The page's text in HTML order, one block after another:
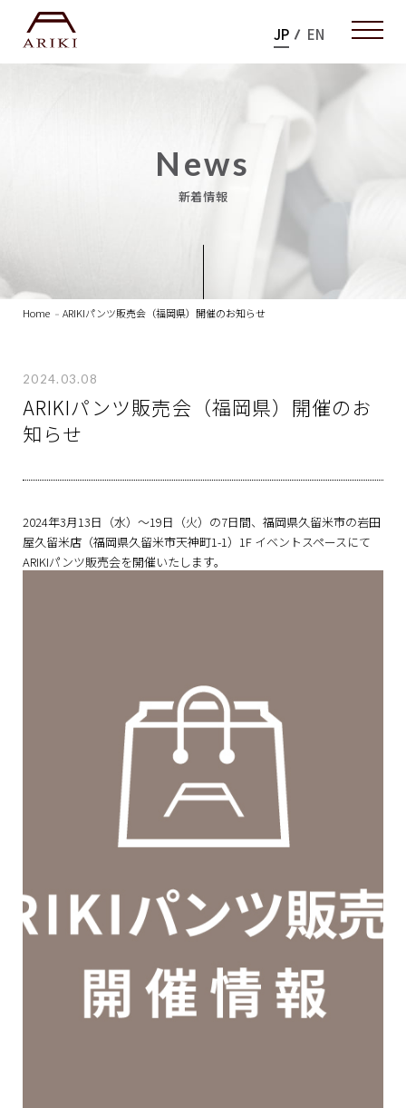
JP EN
News
新着情報
Home ARIKIパンツ販売会（福岡県）開催のお知らせ
2024.03.08
ARIKIパンツ販売会（福岡県）開催のお
知らせ
2024年3月13日（水）～19日（火）の7日間、福岡県久留米市の岩田
屋久留米店（福岡県久留米市天神町1-1）1F イベントスペースにて
ARIKIパンツ販売会を開催いたします。